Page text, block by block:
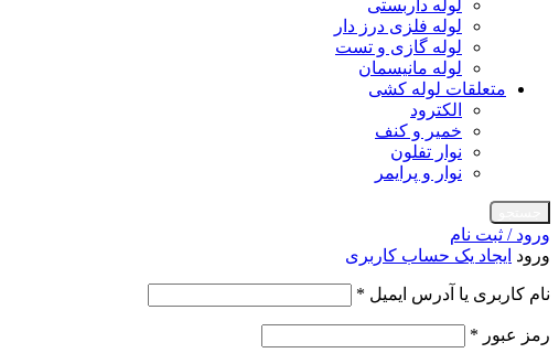
لوله داربستی
لوله فلزی درز دار
لوله گازی و تست
لوله مانیسمان
متعلقات لوله کشی
الکترود
خمیر و کنف
نوار تفلون
نوار و پرایمر
ورود / ثبت نام
ورود ایجاد یک حساب کاربری
نام کاربری یا آدرس ایمیل *
رمز عبور *